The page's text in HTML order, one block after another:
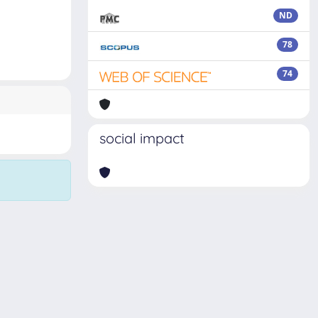
ND
78
74
social impact